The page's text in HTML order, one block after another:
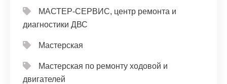
МАСТЕР-СЕРВИС, центр ремонта и
диагностики ДВС
Мастерская
Мастерская по ремонту ходовой и
двигателей